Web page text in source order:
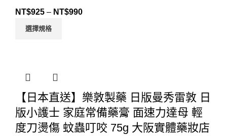
NT$925 – NT$990
選擇規格
【日本直送】樂敦製藥 日版曼秀雷敦 日
版小護士 家庭常備藥膏 面速力達母 輕
度刀燙傷 蚊蟲叮咬 75g 大阪實體藥妝店